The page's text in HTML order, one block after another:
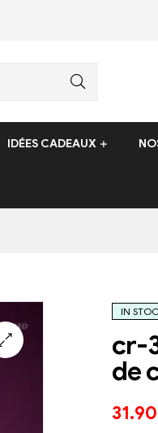
IDÉES CADEAUX
IN
cr-
de
31.90